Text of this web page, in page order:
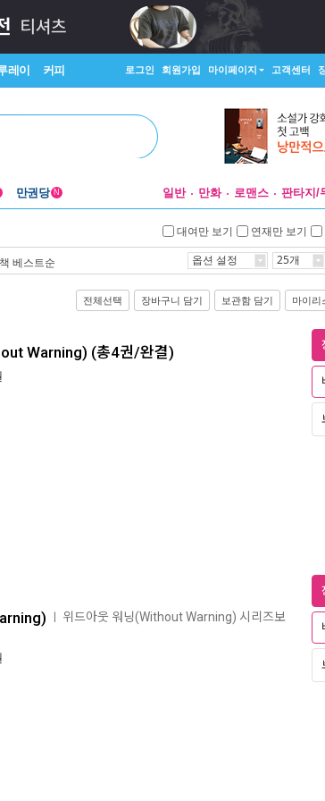
레이 커피 로그인 회원가입 마이페이지 고객센터
만권당 N 일반 만화 로맨스 판타지/
대여만 보기 연재만 보기
베스트순 옵션 설정 25개
전체선택 장바구니 담기 보관함 담기 마이리
Warning) (총4권/완결)
위드아웃 워닝(Without Warning) 시리즈보